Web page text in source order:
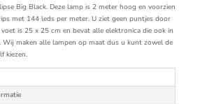
Big Black. Deze lamp is 2 meter hoog en voorzien
met 144 leds per meter. U ziet geen puntjes door
voet is 25 x 25 cm en bevat alle elektronica die ook in
maken alle lampen op maat dus u kunt zowel de
kiezen.